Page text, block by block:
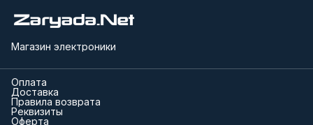
Магазин электроники
Оплата
Доставка
Правила возврата
Реквизиты
Оферта